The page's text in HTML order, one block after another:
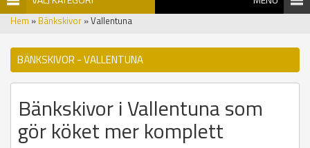
Hem » Bänkskivor » Vallentuna
BÄNKSKIVOR - VALLENTUNA
Bänkskivor i Vallentuna som
gör köket mer komplett